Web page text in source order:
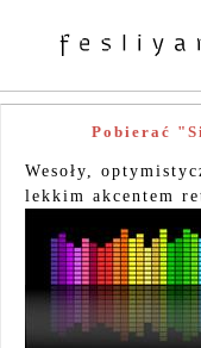
Pobierać
Wesoły,
lekkim akcentem